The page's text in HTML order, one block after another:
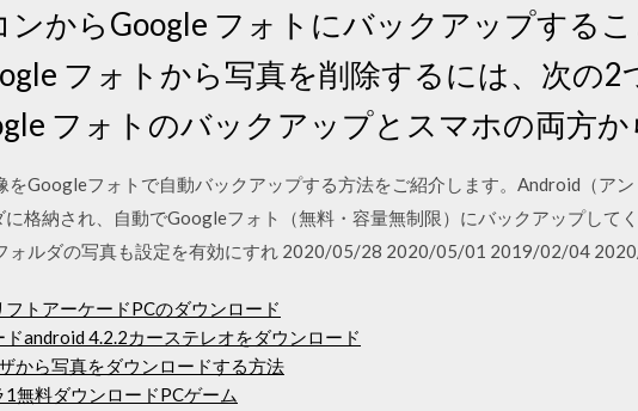
ンからGoogle フォトにバックアップする
フォトから写真を削除するには、次の2
フォトのバックアップとスマホの両方か
をGoogleフォトで自動バックアップする方法をご紹介します。Android（ア
に格納され、自動でGoogleフォト（無料・容量無制限）にバックアップして
ォルダの写真も設定を有効にすれ 2020/05/28 2020/05/01 2019/02/04
トアーケードPCのダウンロード
ドandroid 4.2.2カーステレオをダウンロード
から写真をダウンロードする方法
1無料ダウンロードPCゲーム